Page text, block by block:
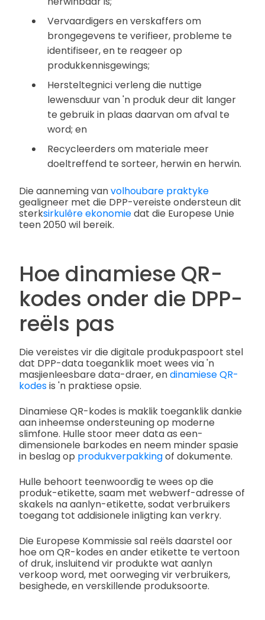
Vervaardigers en verskaffers om
brongegevens te verifieer, probleme te
identifiseer, en te reageer op
produkkennisgewings;
Hersteltegnici verleng die nuttige
lewensduur van 'n produk deur dit langer
te gebruik in plaas daarvan om afval te
word; en
Recycleerders om materiale meer
doeltreffend te sorteer, herwin en herwin.
Die aanneming vanvolhoubare praktyke
gealigneer met die DPP-vereiste ondersteun dit
sterksirkulêre ekonomiedat die Europese Unie
teen 2050 wil bereik.
Hoe dinamiese QR-
kodes onder die DPP-
reëls pas
Die vereistes vir die digitale produkpaspoort stel
dat DPP-data toeganklik moet wees via 'n
masjienleesbare data-draer, endinamiese QR-
kodesis 'n praktiese opsie.
Dinamiese QR-kodes is maklik toeganklik dankie
aan inheemse ondersteuning op moderne
slimfone. Hulle stoor meer data as een-
dimensionele barkodes en neem minder spasie
in beslag op produkverpakkingof dokumente.
Hulle behoort teenwoordig te wees op die
produk-etikette, saam met webwerf-adresse of
skakels na aanlyn-etikette, sodat verbruikers
toegang tot addisionele inligting kan verkry.
Die Europese Kommissie sal reëls daarstel oor
hoe om QR-kodes en ander etikette te vertoon
of druk, insluitend vir produkte wat aanlyn
verkoop word, met oorweging vir verbruikers,
besighede, en verskillende produksoorte.